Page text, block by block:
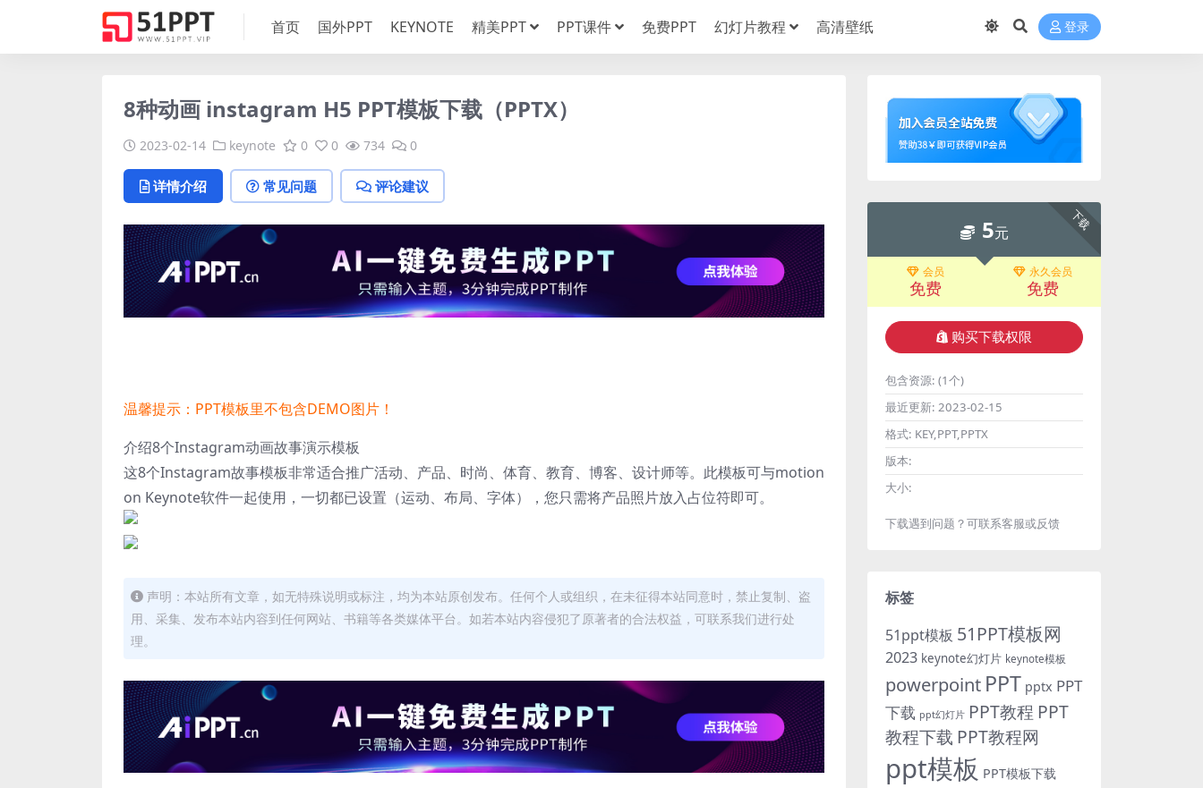
首页 国外PPT KEYNOTE 精美PPT PPT课件 免费PPT 幻灯片教程 高清壁纸 登录
8种动画 instagram H5 PPT模板下载（PPTX）
2023-02-14 keynote 0 0 734 0
详情介绍 常见问题 评论建议
温馨提示：PPT模板里不包含DEMO图片！
介绍8个Instagram动画故事演示模板
这8个Instagram故事模板非常适合推广活动、产品、时尚、体育、教育、博客、设计师等。此模板可与motion
on Keynote软件一起使用，一切都已设置（运动、布局、字体），您只需将产品照片放入占位符即可。
声明：本站所有文章，如无特殊说明或标注，均为本站原创发布。任何个人或组织，在未征得本站同意时，禁止复制、盗
用、采集、发布本站内容到任何网站、书籍等各类媒体平台。如若本站内容侵犯了原著者的合法权益，可联系我们进行处
理。
下载
5元
会员
免费
永久会员
免费
购买下载权限
包含资源: (1个)
最近更新: 2023-02-15
格式: KEY,PPT,PPTX
版本:
大小:
下载遇到问题？可联系客服或反馈
标签
51ppt模板 51PPT模板网
2023 keynote幻灯片 keynote模板
powerpoint PPT pptx PPT
下载 ppt幻灯片 PPT教程 PPT
教程下载 PPT教程网
ppt模板 PPT模板下载